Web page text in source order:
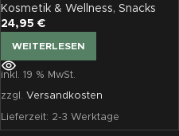
Kosmetik & Wellness, Snacks
24,95 €
WEITERLESEN
inkl. 19 % MwSt.
zzgl. Versandkosten
Lieferzeit: 2-3 Werktage